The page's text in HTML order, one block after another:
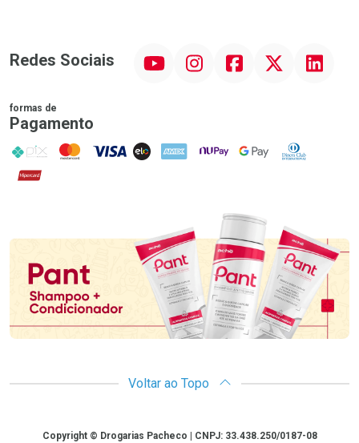
Redes Sociais InstagramFacebookTwitter Linkedin
formas de
Pagamento
PIX MasterCard
VISA ELO AMEX NuPay Google PayDiners Club
Hipercard
Promoção em Destaque
Voltar ao Topo
CopyrightCopyright © Drogarias Pacheco | CNPJ: 33.438.250/0187-08